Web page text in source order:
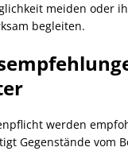
meiden oder
begleiten.
werden
Gegenstände vom